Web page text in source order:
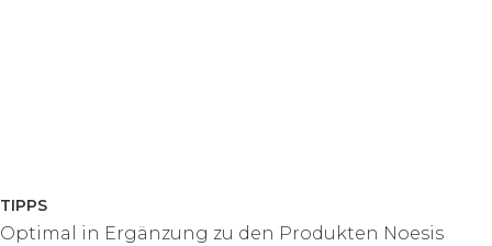
TIPPS
Optimal in Ergänzung zu den Produkten Noesis